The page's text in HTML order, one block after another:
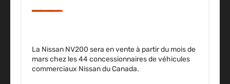
La Nissan NV200 sera en vente à partir du mois de
mars chez les 44 concessionnaires de véhicules
commerciaux Nissan du Canada.